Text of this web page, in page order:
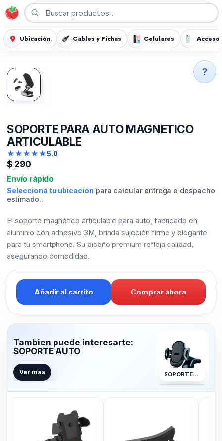
Ubicación Cables y Fichas Celulares
SOPORTE PARA AUTO MAGNETICO
ARTICULABLE
★★★★★5.0
$ 290
Envío rápido
Seleccioná tu ubicación para calcular entrega o despacho
estimado..
El soporte magnético articulable para auto, fabricado en
aluminio con adhesivo 3M, brinda sujeción firme y elegante
para tu smartphone. Su diseño premium refleja calidad,
asegurando comodidad.
Añadir al carrito Comprar ahora
Tambien puede interesarte:
SOPORTE AUTO
Ver mas SOPORTE AUTO
?